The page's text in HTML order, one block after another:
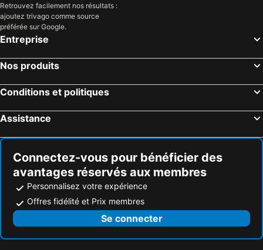
Retrouvez facilement nos résultats :
ajoutez trivago comme source
préférée sur Google.
Entreprise
Nos produits
Conditions et politiques
Assistance
Connectez-vous pour bénéficier des
avantages réservés aux membres
Personnalisez votre expérience
Offres fidélité et Prix membres
Se connecter